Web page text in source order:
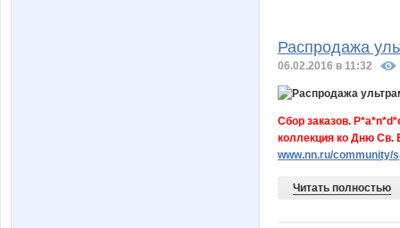
Распродажа
06.02.2016 в 11:32
Сбор заказов.
коллекция ко Дню Св.
www.nn.ru/community/
Читать полностью